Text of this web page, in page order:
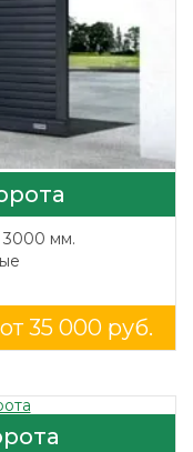
3000 мм.
от 35 000 руб.